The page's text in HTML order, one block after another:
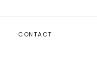
CONTACT